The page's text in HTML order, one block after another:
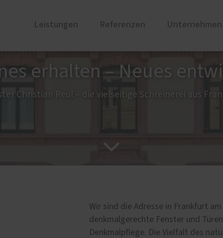
Leistungen
und Holz-Aluminium
Denkmalpflege &
Rekonstruktion
Referenzen Unternehmen
Unsere Partner
erhalten – Neues
Christian Reul – die vielseitige Schreinerei aus
Wir sind die Adresse in Frankfurt
denkmalgerechte Fenster und
Denkmalpflege. Die Vielfalt des